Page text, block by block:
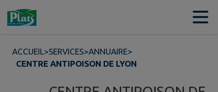
Contenu
ACCUEIL>SERVICES>ANNUAIRE>
CENTRE ANTIPOISON DE LYON